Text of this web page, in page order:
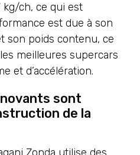
kg/ch, ce qui est
est due à son
son poids contenu, ce
meilleures supercars
et d’accélération.
sont
de la